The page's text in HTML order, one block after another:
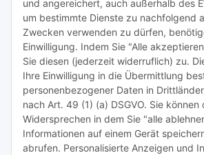
TiDis Lizenzsystem
Meist besuchte Seiten:
Tipps & Tricks rund um Sublimation
TiDis Videos auf Youtube
und angereichert, auch außerhalb des
um bestimmte Dienste zu nachfolgend
Zwecken verwenden zu dürfen,
Einwilligung. Indem Sie "Alle
Sie diesen (jederzeit widerruflich) zu.
Ihre Einwilligung in die Übermittlung
personenbezogener Daten in
nach Art. 49 (1) (a) DSGVO. Sie können
Widersprechen in dem Sie "alle
Informationen auf einem Gerät
abrufen. Personalisierte Anzeigen und